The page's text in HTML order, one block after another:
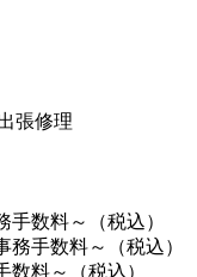
張修理
手数料～（税込）
務手数料～（税込）
料～（税込）